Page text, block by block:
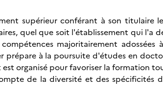
supérieur conférant à son titulaire
quel que soit l'établissement qui l'a
majoritairement adossées
prépare à la poursuite d'études en
organisé pour favoriser la formation
de la diversité et des spécificités